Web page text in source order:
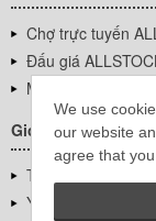
We use
our website
agree that
Chợ trực tuyến
Đấu giá
Máy yêu cầu tìm
Giới thiệu công ty
Thông tin về
YUTAKA Inc.